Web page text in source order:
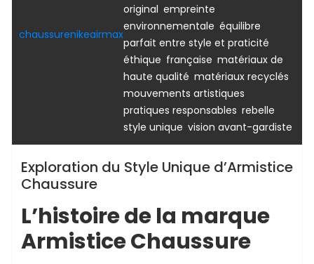
chaussurenikeairmax
original empreinte
environnementale équilibre
parfait entre style et praticité
éthique française matériaux de
haute qualité matériaux recyclés
mouvements artistiques
pratiques responsables rebelle
style unique vision avant-gardiste
Exploration du Style Unique d’Armistice
Chaussure
L’histoire de la marque
Armistice Chaussure